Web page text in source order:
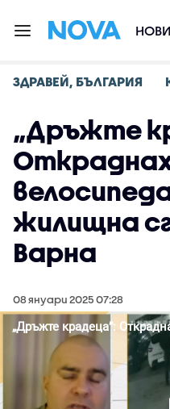
ЗДРАВЕЙ, БЪЛГАРИЯ
„Дръжте
жилищна
Варна
08 януари 2025 07:28